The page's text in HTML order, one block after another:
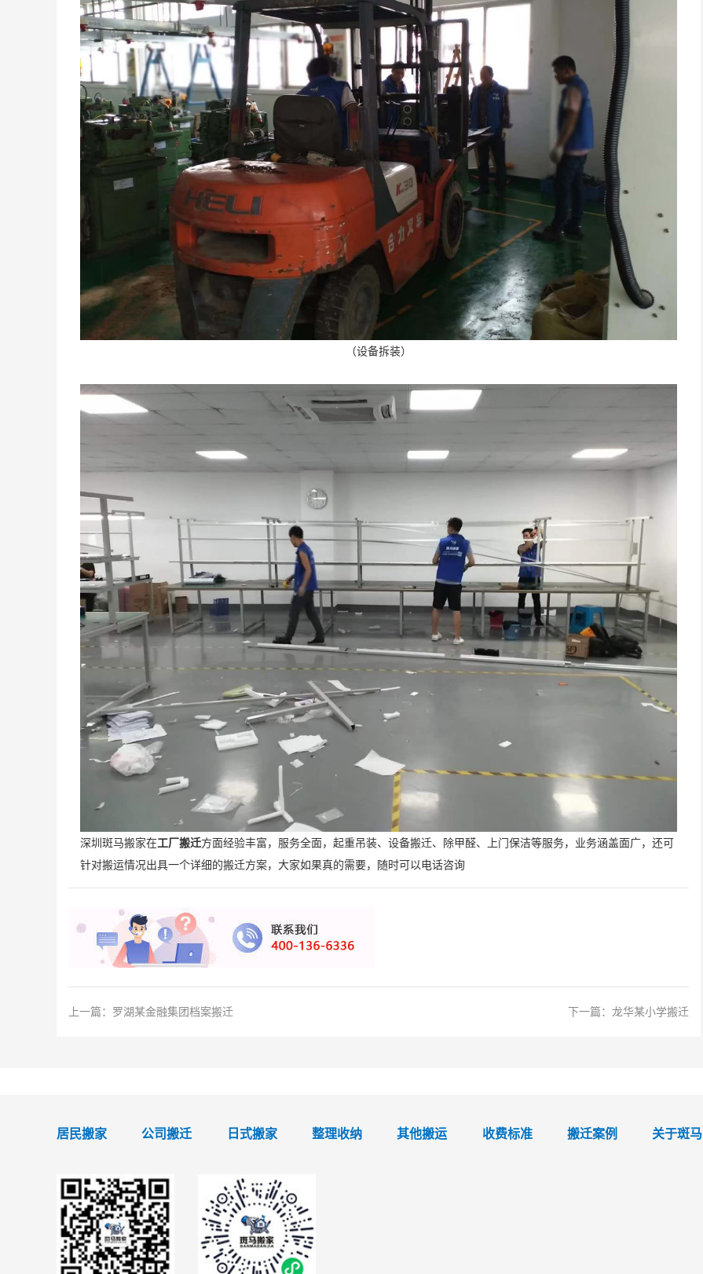
（设备拆装）
深圳斑马搬家在工厂搬迁方面经验丰富，服务全面，起重吊装、设备搬迁、除甲醛、上门保洁等服务，业务涵盖面广，还可
针对搬运情况出具一个详细的搬迁方案，大家如果真的需要，随时可以电话咨询
上一篇： 罗湖某金融集团档案搬迁 下一篇： 龙华某小学搬迁
居民搬家 公司搬迁 日式搬家 整理收纳 其他搬运 收费标准 搬迁案例 关于斑马